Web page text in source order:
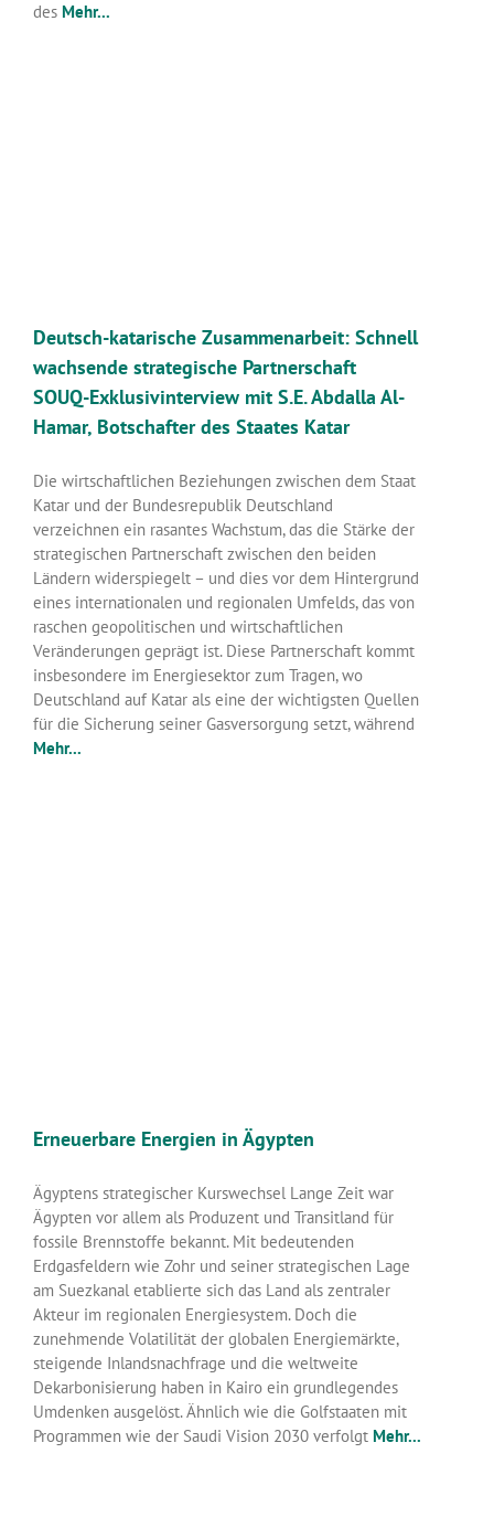
des Mehr...
Deutsch-katarische Zusammenarbeit: Schnell
wachsende strategische Partnerschaft
SOUQ-Exklusivinterview mit S.E. Abdalla Al-
Hamar, Botschafter des Staates Katar
Die wirtschaftlichen Beziehungen zwischen dem Staat
Katar und der Bundesrepublik Deutschland
verzeichnen ein rasantes Wachstum, das die Stärke der
strategischen Partnerschaft zwischen den beiden
Ländern widerspiegelt – und dies vor dem Hintergrund
eines internationalen und regionalen Umfelds, das von
raschen geopolitischen und wirtschaftlichen
Veränderungen geprägt ist. Diese Partnerschaft kommt
insbesondere im Energiesektor zum Tragen, wo
Deutschland auf Katar als eine der wichtigsten Quellen
für die Sicherung seiner Gasversorgung setzt, während
Mehr...
Erneuerbare Energien in Ägypten
Ägyptens strategischer Kurswechsel Lange Zeit war
Ägypten vor allem als Produzent und Transitland für
fossile Brennstoffe bekannt. Mit bedeutenden
Erdgasfeldern wie Zohr und seiner strategischen Lage
am Suezkanal etablierte sich das Land als zentraler
Akteur im regionalen Energiesystem. Doch die
zunehmende Volatilität der globalen Energiemärkte,
steigende Inlandsnachfrage und die weltweite
Dekarbonisierung haben in Kairo ein grundlegendes
Umdenken ausgelöst. Ähnlich wie die Golfstaaten mit
Programmen wie der Saudi Vision 2030 verfolgt Mehr...